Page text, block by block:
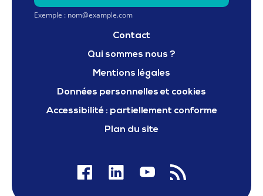
Exemple : nom@example.com
Contact
Qui sommes nous ?
Mentions légales
Données personnelles et cookies
Accessibilité : partiellement conforme
Plan du site